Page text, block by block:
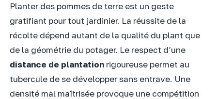
Planter des pommes de terre est un geste
gratifiant pour tout jardinier. La réussite de la
récolte dépend autant de la qualité du plant que
de la géométrie du potager. Le respect d’une
distance de plantation rigoureuse permet au
tubercule de se développer sans entrave. Une
densité mal maîtrisée provoque une compétition